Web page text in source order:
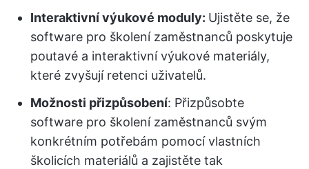
Interaktivní výukové moduly: Ujistěte se, že
software pro školení zaměstnanců poskytuje
poutavé a interaktivní výukové materiály,
které zvyšují retenci uživatelů.
Možnosti přizpůsobení: Přizpůsobte
software pro školení zaměstnanců svým
konkrétním potřebám pomocí vlastních
školicích materiálů a zajistěte tak